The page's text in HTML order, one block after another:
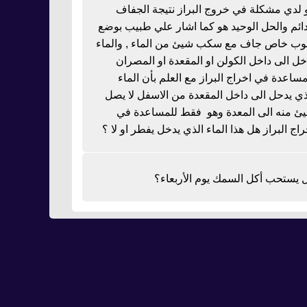
لدي مشكلة في خروج البراز نتيجة الجفاف
والحل الوحيد هو كما اشار علي طبيب بوضع
خاص جاف مع سكب شيئ من الماء , والماء
الى داخل الكولن او المقعدة او المصران
في اخراج البراز مع العلم بأن الماء
يدحل الى داخل المقعدة من الاسفل لا يصل
منه الى المعدة وهو فقط للمساعدة في
البراز هل هذا الماء الذي يدخل يفطر او لا ؟
يستحب أكل السمك يوم الأربعاء؟